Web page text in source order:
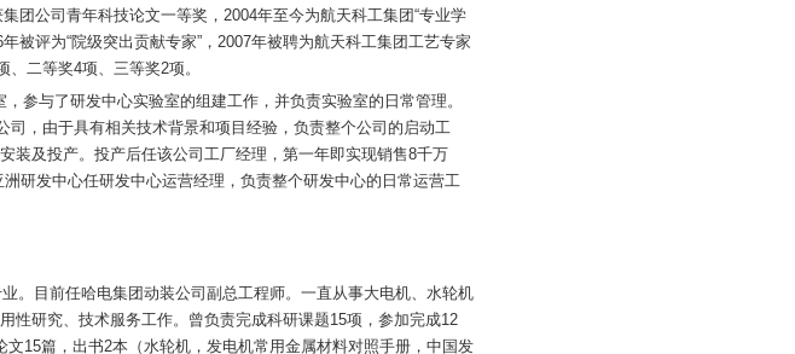
团公司青年科技论文一等奖，2004年至今为航天科工集团“专业学
被评为“院级突出贡献专家”，2007年被聘为航天科工集团工艺专家
、二等奖4项、三等奖2项。
参与了研发中心实验室的组建工作，并负责实验室的日常管理。
，由于具有相关技术背景和项目经验，负责整个公司的启动工
装及投产。投产后任该公司工厂经理，第一年即实现销售8千万
研发中心任研发中心运营经理，负责整个研发中心的日常运营工
。目前任哈电集团动装公司副总工程师。一直从事大电机、水轮机
性研究、技术服务工作。曾负责完成科研课题15项，参加完成12
15篇，出书2本（水轮机，发电机常用金属材料对照手册，中国发